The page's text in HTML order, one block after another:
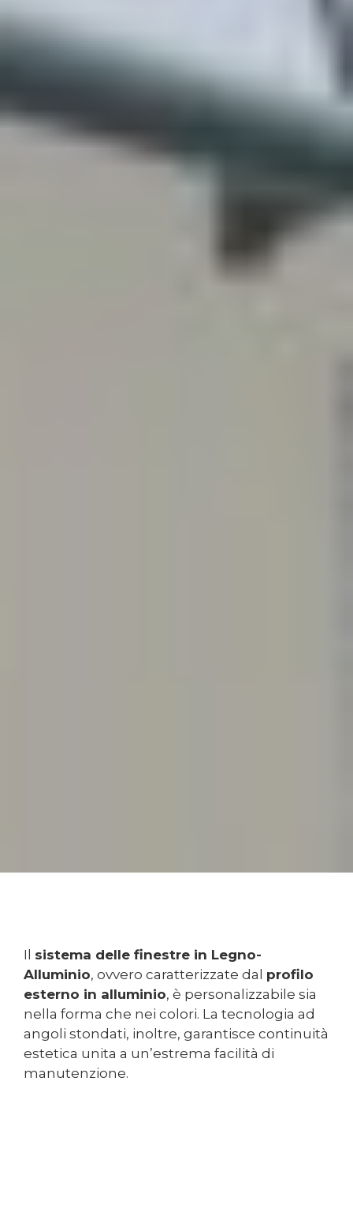
Il sistema delle finestre in Legno-
Alluminio, ovvero caratterizzate dal profilo
esterno in alluminio, è personalizzabile sia
nella forma che nei colori. La tecnologia ad
angoli stondati, inoltre, garantisce continuità
estetica unita a un’estrema facilità di
manutenzione.